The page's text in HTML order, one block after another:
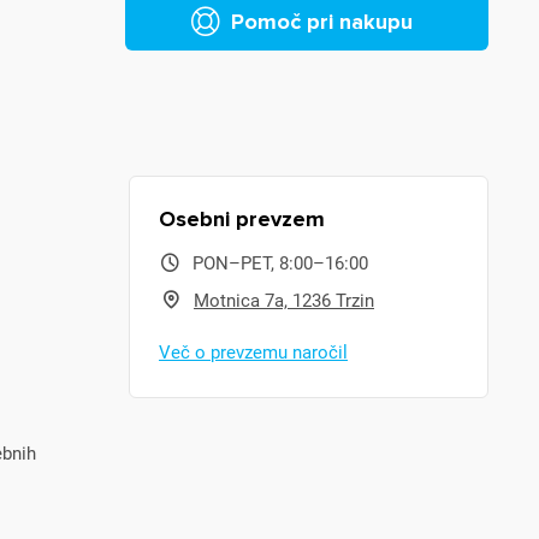
Pomoč pri nakupu
Osebni prevzem
PON–PET, 8:00–16:00
Motnica 7a, 1236 Trzin
Več o prevzemu naročil